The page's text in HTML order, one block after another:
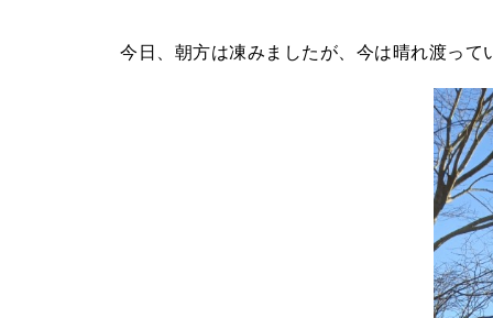
今日、朝方は凍みましたが、今は晴れ渡って